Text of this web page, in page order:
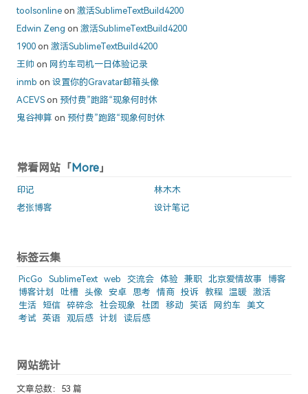
toolsonline on 激活SublimeTextBuild4200
Edwin Zeng on 激活SublimeTextBuild4200
1900 on 激活SublimeTextBuild4200
王帅 on 网约车司机一日体验记录
inmb on 设置你的Gravatar邮箱头像
ACEVS on 预付费”跑路“现象何时休
鬼谷神算 on 预付费”跑路“现象何时休
常看网站「 More 」
印记
林木木
老张博客
设计笔记
标签云集
PicGo SublimeText web 交流会 体验 兼职 北京爱情故事
博客
博客计划
吐槽 头像 安卓 思考 情商 投诉 教程 温暖 激活
生活
短信 碎碎念 社会现象 社团 移动 笑话 网约车 美文
考试 英语 观后感 计划 读后感
网站统计
文章总数：53 篇